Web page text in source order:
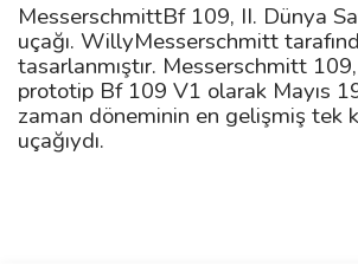
MesserschmittBf 109, II. Dünya
uçağı. WillyMesserschmitt
tasarlanmıştır. Messerschmitt
prototip Bf 109 V1 olarak Mayıs
zaman döneminin en gelişmiş tek
uçağıydı.